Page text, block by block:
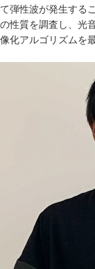
て弾性波が発生する
の性質を調査し、光
像化アルゴリズムを